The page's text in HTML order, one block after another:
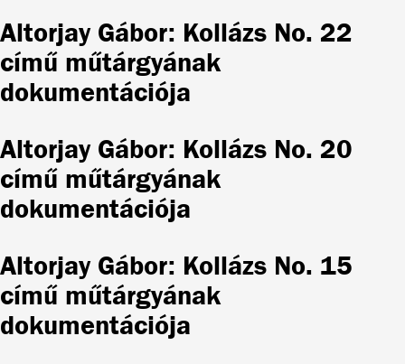
Altorjay Gábor: Kollázs No. 22
című műtárgyának
dokumentációja
Altorjay Gábor: Kollázs No. 20
című műtárgyának
dokumentációja
Altorjay Gábor: Kollázs No. 15
című műtárgyának
dokumentációja